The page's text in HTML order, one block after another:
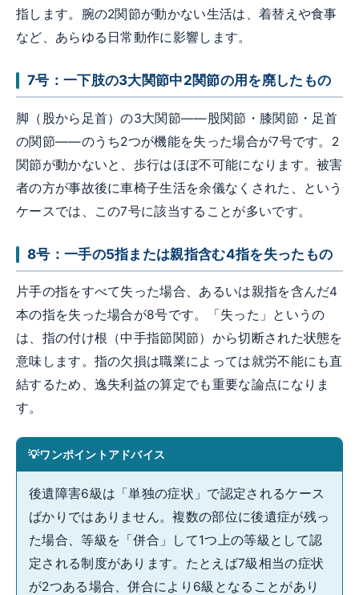
指します。腕の2関節が動かない生活は、着替えや食事
など、あらゆる日常動作に影響します。
7号：一下肢の3大関節中2関節の用を廃したもの
脚（股から足首）の3大関節——股関節・膝関節・足首
の関節——のうち2つが機能を失った場合が7号です。2
関節が動かないと、歩行はほぼ不可能になります。被害
者の方が事故後に車椅子生活を余儀なくされた、という
ケースでは、この7号に該当することが多いです。
8号：一手の5指または親指含む4指を失ったもの
片手の指をすべて失った場合、あるいは親指を含んだ4
本の指を失った場合が8号です。「失った」というの
は、指の付け根（中手指節関節）から切断された状態を
意味します。指の欠損は職業によっては就労不能にも直
結するため、逸失利益の算定でも重要な論点になりま
す。
ワンポイントアドバイス
後遺障害6級は「単独の症状」で認定されるケース
ばかりではありません。複数の部位に後遺症が残っ
た場合、等級を「併合」して1つ上の等級として認
定される制度があります。たとえば7級相当の症状
が2つある場合、併合により6級となることがあり